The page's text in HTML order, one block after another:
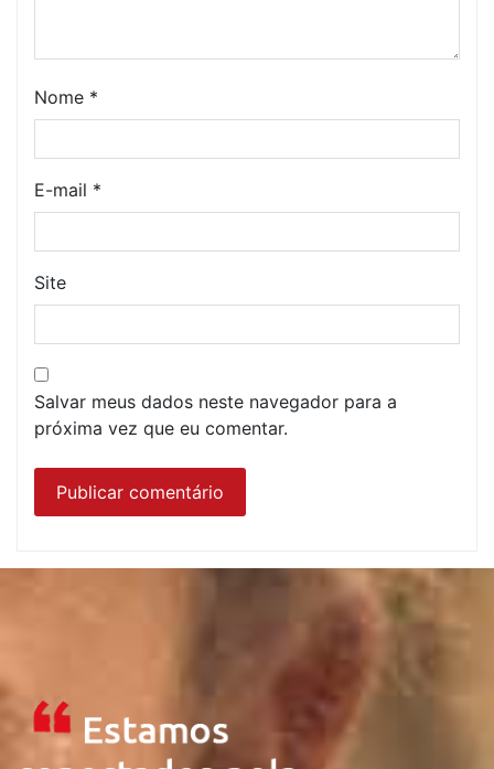
Nome *
E-mail *
Site
Salvar meus dados neste navegador para a
próxima vez que eu comentar.